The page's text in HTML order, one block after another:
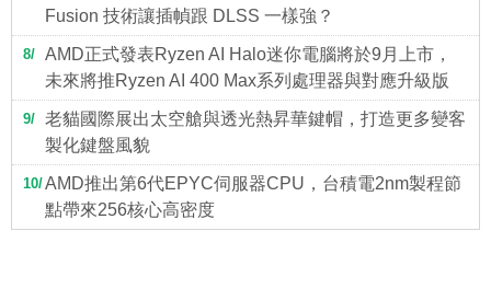
Fusion 技術讓插幀跟 DLSS 一樣強？
8
AMD正式發表Ryzen AI Halo迷你電腦將於9月上市，
未來將推Ryzen AI 400 Max系列處理器與對應升級版
9
老貓國際展出太空艙與透光熱昇華鍵帽，打造更多變客
製化鍵盤風貌
10 AMD推出第6代EPYC伺服器CPU，台積電2nm製程節
點帶來256核心高密度